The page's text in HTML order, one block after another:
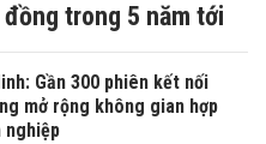
trong 5 năm tới
Gần 300 phiên kết nối
mở rộng không gian hợp
nghiệp